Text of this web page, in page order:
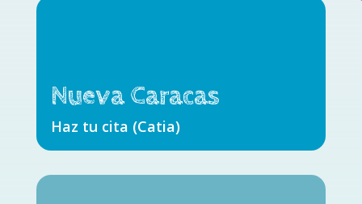
Nueva Caracas
Haz tu cita (Catia)